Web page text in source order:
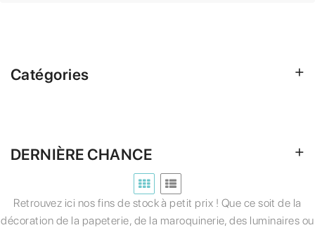
Catégories
DERNIÈRE CHANCE
Retrouvez ici nos fins de stock à petit prix ! Que ce soit de la
décoration de la papeterie, de la maroquinerie, des luminaires ou